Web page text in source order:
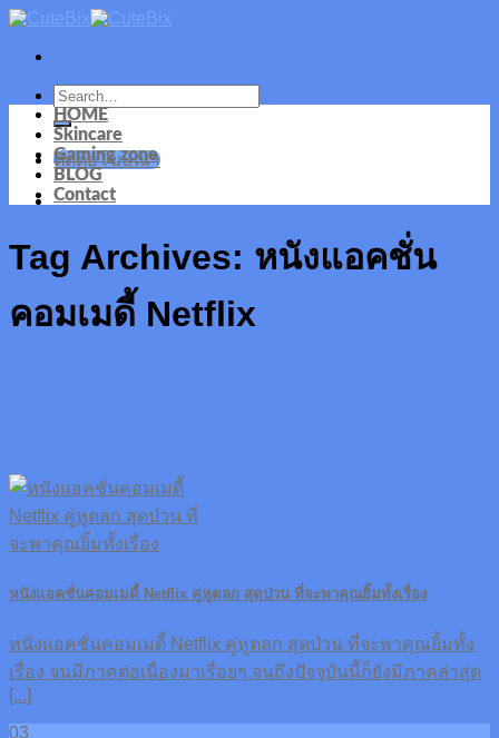
Skip
content
ติดต่อโฆษณา
HOME
Skincare
Gaming zone
BLOG
Contact
Tag Archives: หนังแอคชั่น
คอมเมดี้ Netflix
หนังแอคชั่นคอมเมดี้ Netflix คู่หูตลก สุดป่วน ที่จะพาคุณยิ้มทั้งเรื่อง
หนังแอคชั่นคอมเมดี้ Netflix คู่หูตลก สุดป่วน ที่จะพาคุณยิ้มทั้ง
เรื่อง จนมีภาคต่อเนื่องมาเรื่อยๆ จนถึงปัจจุบันนี้ก็ยังมีภาคล่าสุด
[...]
03